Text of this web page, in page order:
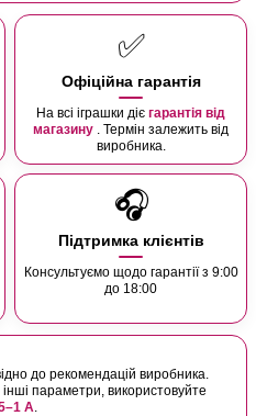
✅
Офіційна гарантія
На всі іграшки діє гарантія від
магазину
. Термін залежить від
виробника.
🎧
Підтримка клієнтів
Консультуємо щодо гарантії з 9:00
до 18:00
до рекомендацій виробника.
інші параметри, використовуйте
А